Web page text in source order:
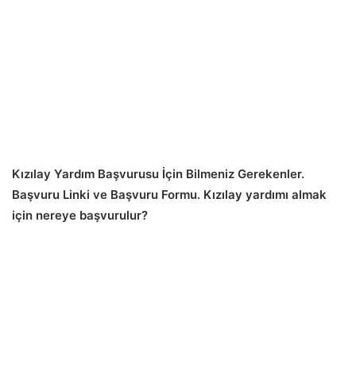
Kızılay Yardım Başvurusu İçin Bilmeniz Gerekenler.
Başvuru Linki ve Başvuru Formu. Kızılay yardımı almak
için nereye başvurulur?